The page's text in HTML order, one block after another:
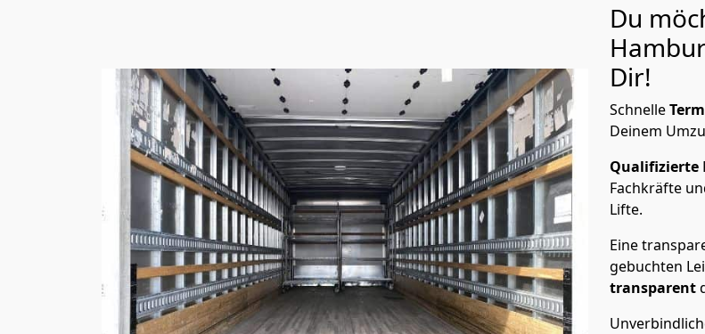
Du
Dir!
Schnelle
Deinem
Qualifizierte
Fachkräfte
Lifte.
Eine
gebuchten
transparent